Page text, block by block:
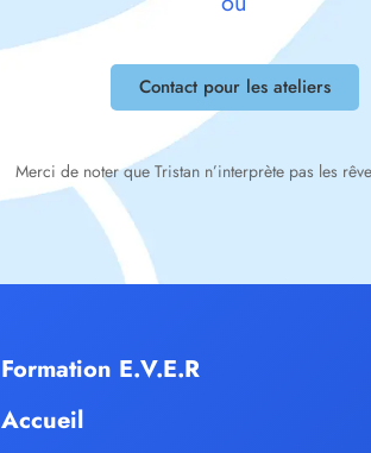
Contact pour les ateliers
Merci de noter que Tristan n’interprète pas les
Formation E.V.E.R
Accueil